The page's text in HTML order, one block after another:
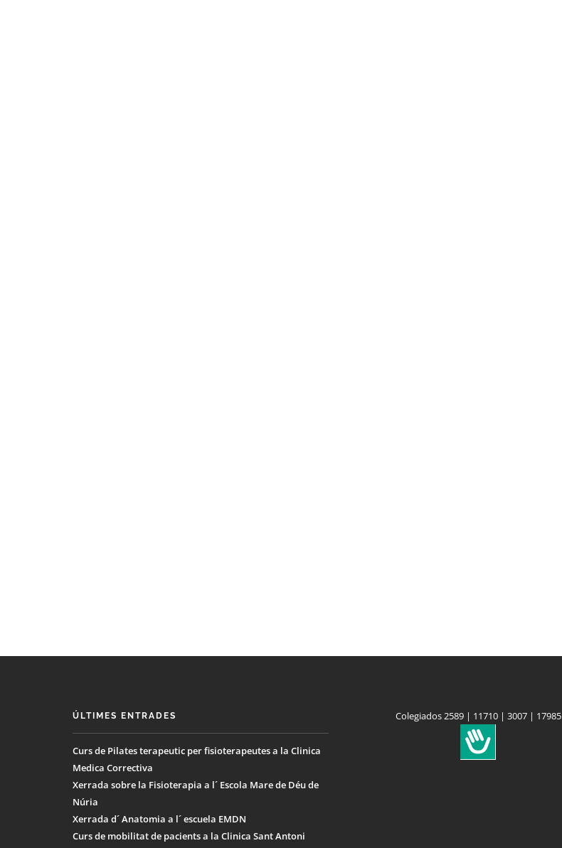
ÚLTIMES ENTRADES
Curs de Pilates terapeutic per fisioterapeutes a la Clinica
Medica Correctiva
Xerrada sobre la Fisioterapia a l´ Escola Mare de Déu de
Núria
Xerrada d´ Anatomia a l´ escuela EMDN
Curs de mobilitat de pacients a la Clinica Sant Antoni
Colegiados 2589 | 11710 | 3007 | 17985